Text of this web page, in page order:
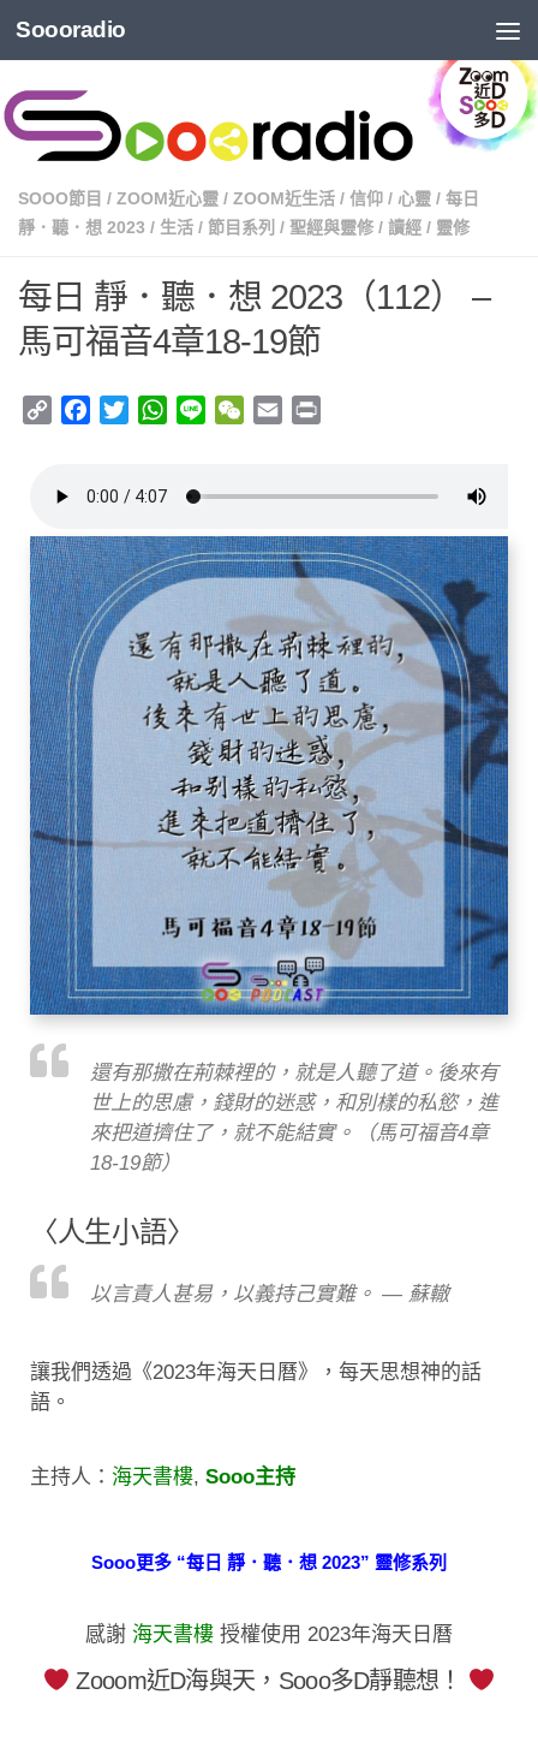
Soooradio
SOOO節目 / ZOOM近心靈 / ZOOM近生活 / 信仰 / 心靈 / 每日
靜．聽．想 2023 / 生活 / 節目系列 / 聖經與靈修 / 讀經 / 靈修
每日 靜．聽．想 2023（112） –
馬可福音4章18-19節
Copy
Facebook
TwitterWhatsApp
Line WeChat
Email
還有那撒在荊棘裡的，就是人聽了道。後來有
世上的思慮，錢財的迷惑，和別樣的私慾，進
來把道擠住了，就不能結實。（馬可福音4章
18-19節）
〈人生小語〉
以言責人甚易，以義持己實難。 — 蘇轍
讓我們透過《2023年海天日曆》，每天思想神的話
語。
主持人： 海天書樓, Sooo主持
Sooo更多 “每日 靜．聽．想 2023” 靈修系列
感謝 海天書樓 授權使用 2023年海天日曆
Zooom近D海與天，Sooo多D靜聽想！